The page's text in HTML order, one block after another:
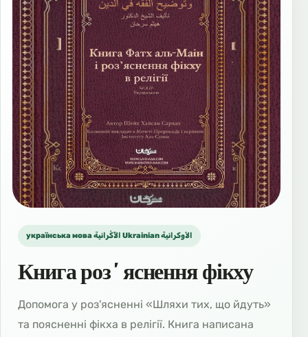
українська мова الأُكْرانية Ukrainian الأوكرانية
Книга розʼяснення фікху
Допомога у роз'ясненні «Шляхи тих, що йдуть»
та поясненні фікха в релігії. Книга написана